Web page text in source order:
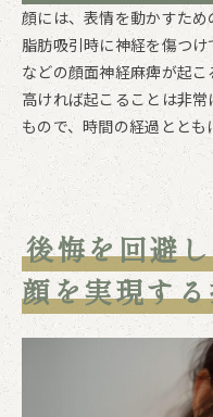
顔には、表情を動かすため
脂肪吸引時に神経を傷つ
などの顔面神経麻痺が起
高ければ起こることは非
もので、時間の経過ととも
後悔を回避
顔を実現す